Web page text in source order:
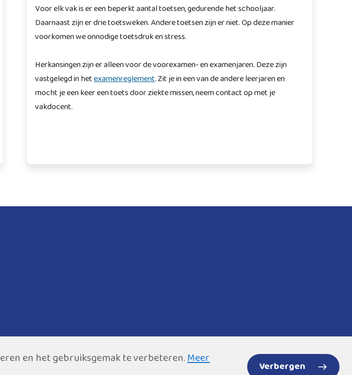
Voor elk vak is er een beperkt aantal toetsen, gedurende het schooljaar.
Daarnaast zijn er drie toetsweken. Andere toetsen zijn er niet. Op deze manier
voorkomen we onnodige toetsdruk en stress.
Herkansingen zijn er alleen voor de voorexamen- en examenjaren. Deze zijn
vastgelegd in hetexamenreglement. Zit je in een van de andere leerjaren en
mocht je een keer een toets door ziekte missen, neem contact op met je
vakdocent.
en het gebruiksgemak te verbeteren.Meer
Verbergen